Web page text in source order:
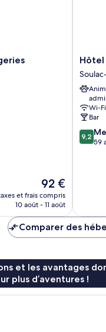
Le
nouveau
prix
de
92 €
92 €
et frais compris
10 août - 11 août
Hôtel
Michelet
Plage
Soulac-
sur-
Mer
Hôtel
Wi-
Bar
9.2
sur
9,2
59
Comparer des
et les avantages
plus d’aventures !